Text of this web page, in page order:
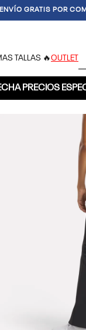
GRATIS POR
TALLAS 🔥OUTLET
PRECIOS